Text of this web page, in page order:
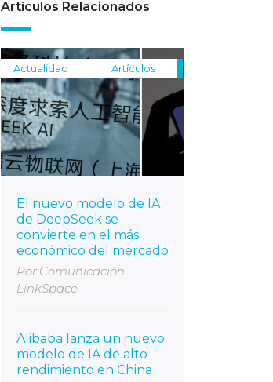
Artículos Relacionados
Actualidad Artículos
El nuevo modelo de IA
de DeepSeek se
convierte en el más
económico del mercado
Por:Comunicación
LinkSpace
Alibaba lanza un nuevo
modelo de IA de alto
rendimiento en China